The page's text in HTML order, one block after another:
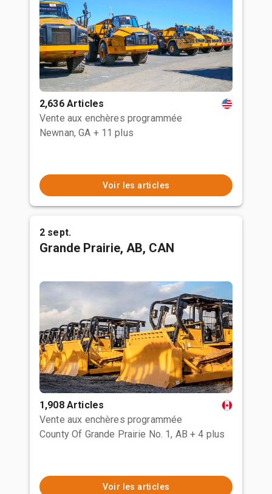
2,636 Articles
Vente aux enchères programmée
Newnan, GA + 11 plus
Voir les articles
2 sept.
Grande Prairie, AB, CAN
1,908 Articles
Vente aux enchères programmée
County Of Grande Prairie No. 1, AB + 4 plus
Voir les articles